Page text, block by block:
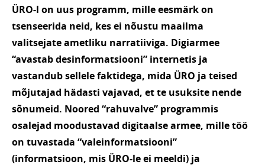
ÜRO-l on uus programm, mille eesmärk on
tsenseerida neid, kes ei nõustu maailma
valitsejate ametliku narratiiviga. Digiarmee
“avastab desinformatsiooni” internetis ja
vastandub sellele faktidega, mida ÜRO ja teised
mõjutajad hädasti vajavad, et te usuksite nende
sõnumeid. Noored “rahuvalve” programmis
osalejad moodustavad digitaalse armee, mille töö
on tuvastada “valeinformatsiooni”
(informatsioon, mis ÜRO-le ei meeldi) ja